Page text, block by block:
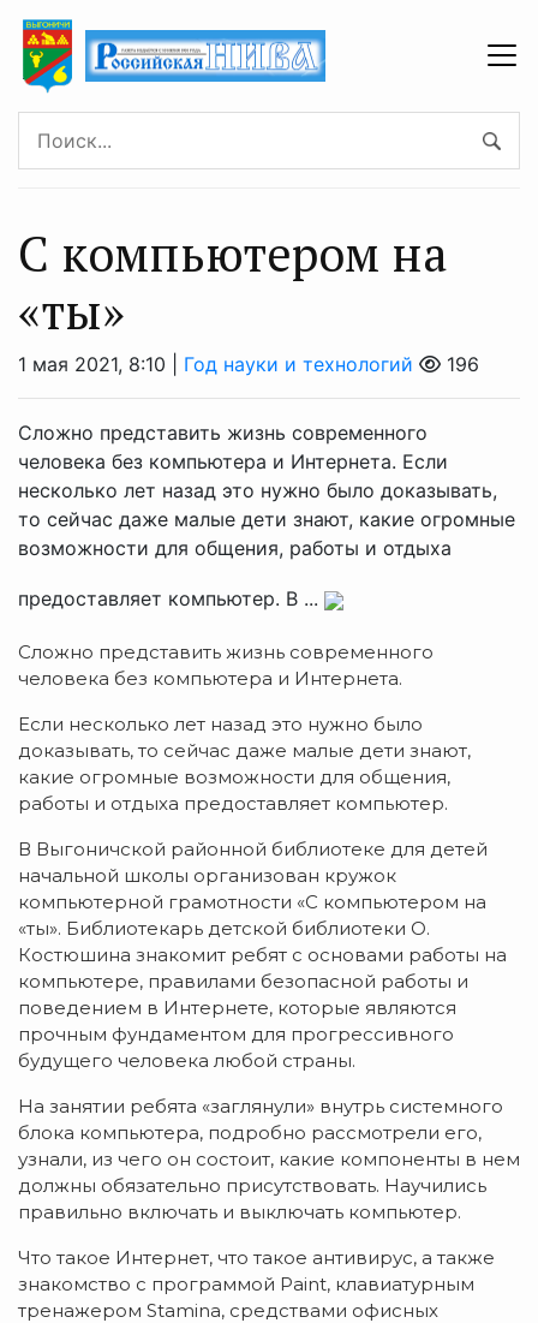
С компьютером на
«ты»
1 мая 2021, 8:10 | Год науки и технологий 196
Сложно представить жизнь современного
человека без компьютера и Интернета. Если
несколько лет назад это нужно было доказывать,
то сейчас даже малые дети знают, какие огромные
возможности для общения, работы и отдыха
предоставляет компьютер. В ...
Сложно представить жизнь современного
человека без компьютера и Интернета.
Если несколько лет назад это нужно было
доказывать, то сейчас даже малые дети знают,
какие огромные возможности для общения,
работы и отдыха предоставляет компьютер.
В Выгоничской районной библиотеке для детей
начальной школы организован кружок
компьютерной грамотности «С компьютером на
«ты». Библиотекарь детской библиотеки О.
Костюшина знакомит ребят с основами работы на
компьютере, правилами безопасной работы и
поведением в Интернете, которые являются
прочным фундаментом для прогрессивного
будущего человека любой страны.
На занятии ребята «заглянули» внутрь системного
блока компьютера, подробно рассмотрели его,
узнали, из чего он состоит, какие компоненты в нем
должны обязательно присутствовать. Научились
правильно включать и выключать компьютер.
Что такое Интернет, что такое антивирус, а также
знакомство с программой Paint, клавиатурным
тренажером Stamina, средствами офисных